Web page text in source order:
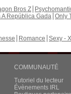
Bros Z
A República Gada Only
Romance Sexy -
COMMUNAUTÉ
Tutoriel du lecteur
Évènements IRL